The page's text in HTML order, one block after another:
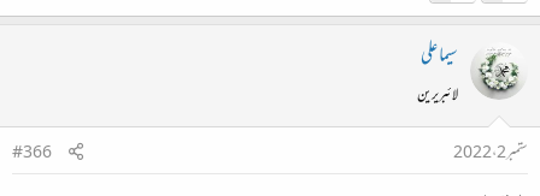
سیما علی
لائبریرین
ستمبر 2، 2022
#366